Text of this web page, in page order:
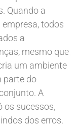
Quando a
todos
a
mesmo que
um ambiente
parte do
A
os sucessos,
dos erros.